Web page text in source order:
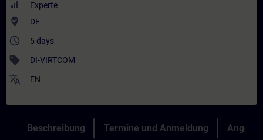
Experte
where_to_vote DE
access_time 5 days
sell DI-VIRTCOM
translate EN
Beschreibung Termine und Anmeldung Angebot